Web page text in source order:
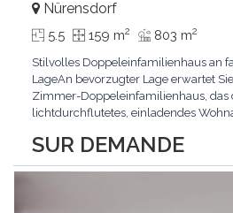
SUR DEMANDE
Nürensdorf
5.5 159 m2 803 m2
Stilvolles Doppeleinfamilienhaus an
LageAn bevorzugter Lage erwartet
Zimmer-Doppeleinfamilienhaus, das
lichtdurchflutetes, einladendes
Liegenschaft in einem
zeitgemässen Wohnkomfort perfekt